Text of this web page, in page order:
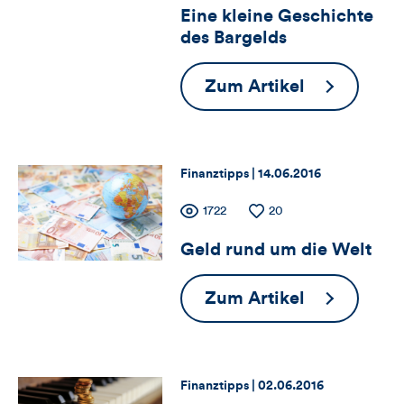
Artikels
für
Views,
Likes
Kommentare
dieses
Artikels
Views
Likes
Eine kleine Geschichte
des Bargelds
Zum Artikel
Eine
kleine
des
Thema:
Finanztipps | Datum:
14.06.2016
Zähler
für
Views,
Likes
Anzahl
Views
1722
Anzahl
Likes
20
Geld rund um die Welt
Zum Artikel
Geld
rund
die
Thema:
Finanztipps | Datum:
02.06.2016